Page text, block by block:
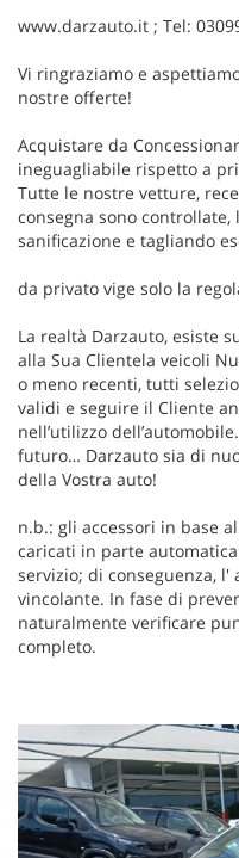
www.darzauto.it ; Tel:
Vi ringraziamo e
nostre offerte!
Acquistare da
ineguagliabile rispetto a
Tutte le nostre vetture,
consegna sono
sanificazione e tagliando
da privato vige solo la
La realtà Darzauto, esiste
alla Sua Clientela veicoli
o meno recenti, tutti
validi e seguire il Cliente
nell’utilizzo
futuro… Darzauto sia di
della Vostra auto!
n.b.: gli accessori in base
caricati in parte
servizio; di conseguenza,
vincolante. In fase di
naturalmente verificare
completo.